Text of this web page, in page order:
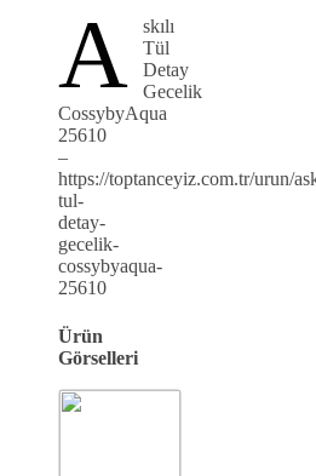
A
skılı
Tül
Detay
Gecelik
CossybyAqua
25610
–
https://toptanceyiz.com.tr/urun/
tul-
detay-
gecelik-
cossybyaqua-
25610
Ürün
Görselleri